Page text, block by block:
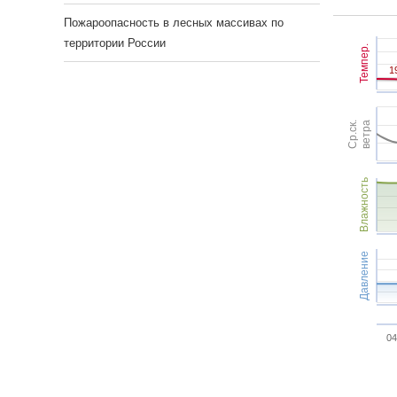
Темпер.
Ср.ск.ветра
Влажность
Давление
Пожароопасность в лесных массивах по
территории России